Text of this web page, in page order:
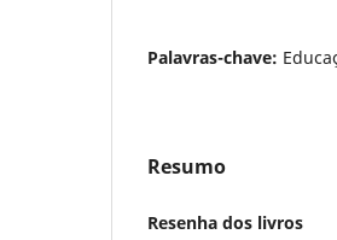
Palavras-chave:
Resumo
Resenha dos livros